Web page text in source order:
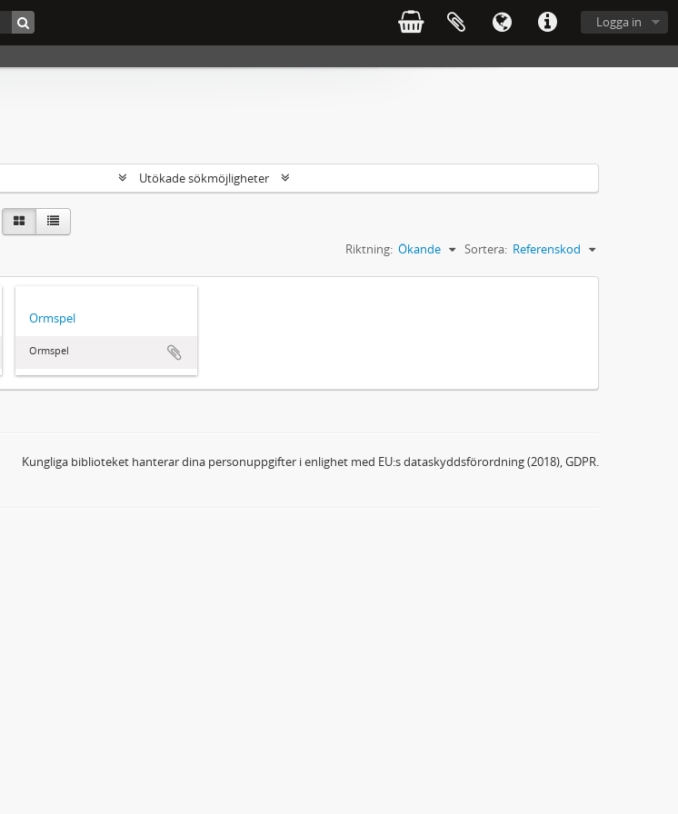
Logga in
Utökade sökmöjligheter
Sortera: Referenskod
Riktning: Ökande
Ormspel
Ormspel
Kungliga biblioteket hanterar dina personuppgifter i enlighet med EU:s dataskyddsförordning (2018), GDPR.